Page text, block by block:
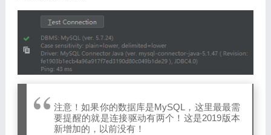
注意！如果你的数据库是MySQL，这里最最需
要提醒的就是连接驱动有两个！这是2019版本
新增加的，以前没有！